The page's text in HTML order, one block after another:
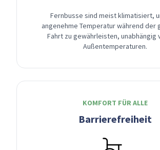
Fernbusse sind meist klimatisiert,
angenehme Temperatur während der
Fahrt zu gewährleisten, unabhängig
Außentemperaturen.
KOMFORT FÜR ALLE
Barrierefreiheit